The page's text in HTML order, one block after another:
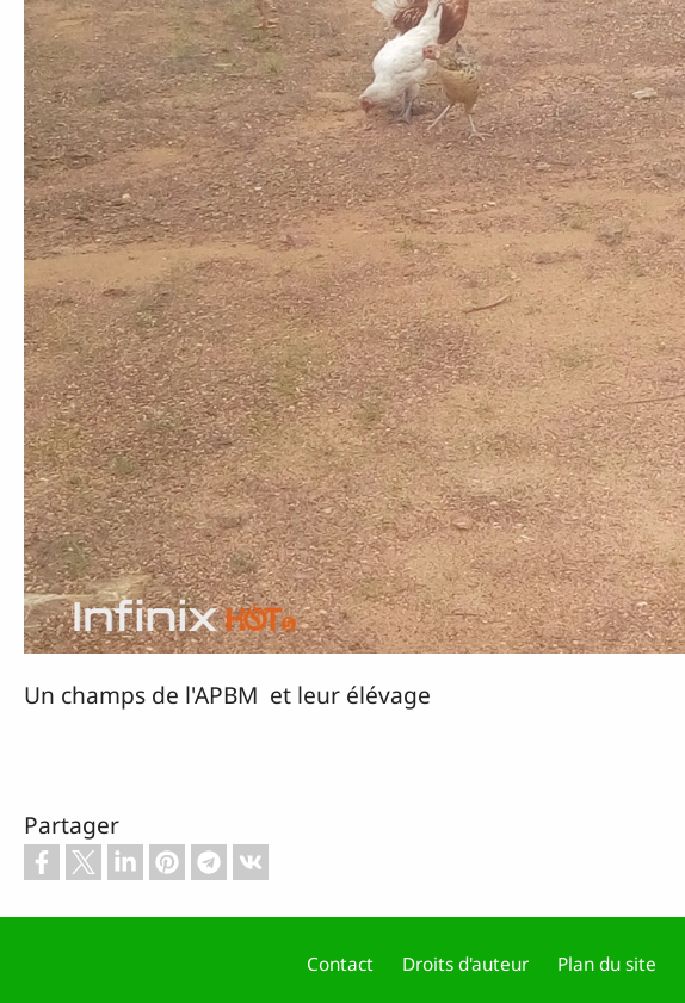
Un champs de l'APBM et leur élévage
Partager
Contact Droits d'auteur Plan du site